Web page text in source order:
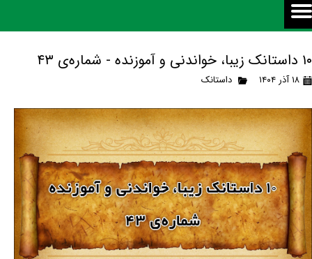
۱۰ داستانک زیبا، خواندنی و آموزنده - شماره‌ی ۴۳
۱۸ آذر ۱۴۰۴ داستانک